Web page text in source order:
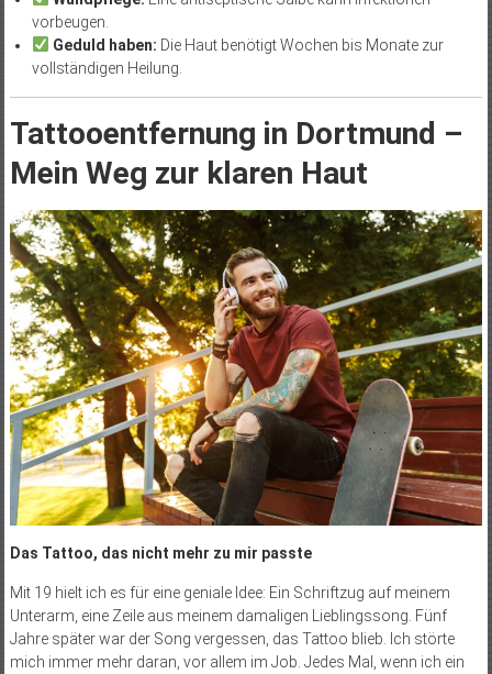
vorbeugen.
Geduld haben: Die Haut benötigt Wochen bis Monate zur
vollständigen Heilung.
Tattooentfernung in Dortmund –
Mein Weg zur klaren Haut
Das Tattoo, das nicht mehr zu mir passte
Mit 19 hielt ich es für eine geniale Idee: Ein Schriftzug auf meinem
Unterarm, eine Zeile aus meinem damaligen Lieblingssong. Fünf
Jahre später war der Song vergessen, das Tattoo blieb. Ich störte
mich immer mehr daran, vor allem im Job. Jedes Mal, wenn ich ein